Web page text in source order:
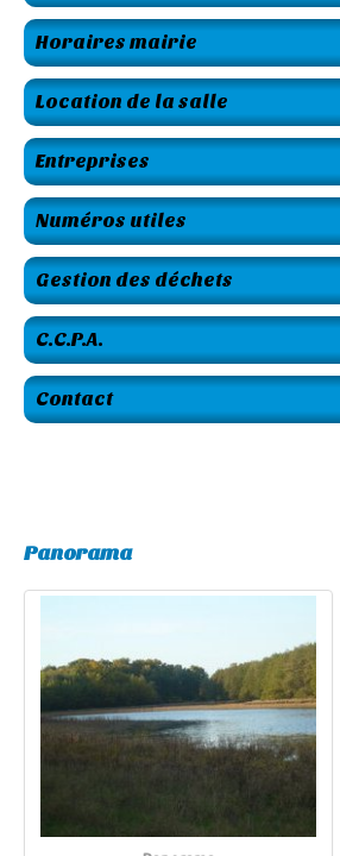
Horaires mairie
Location de la salle
Entreprises
Numéros utiles
Gestion des déchets
C.C.P.A.
Contact
Panorama